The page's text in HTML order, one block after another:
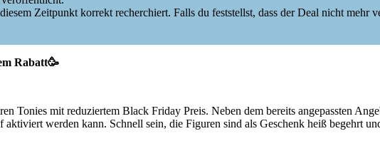
Zeitpunkt korrekt recherchiert. Falls du feststellst, dass der Deal nicht mehr
Rabatt🥳
Tonies mit reduziertem Black Friday Preis. Neben dem bereits angepassten
aktiviert werden kann. Schnell sein, die Figuren sind als Geschenk heiß begehrt